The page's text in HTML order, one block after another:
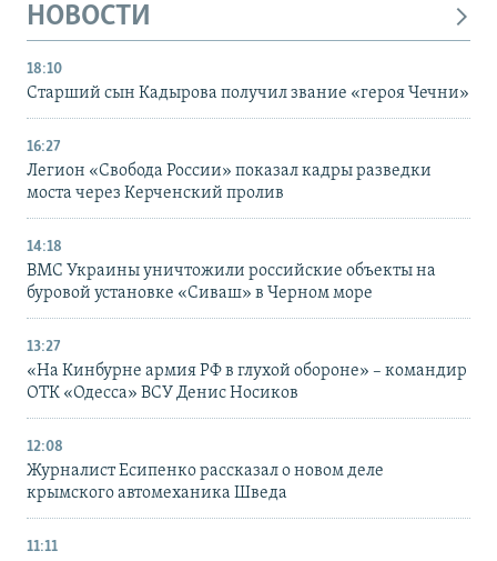
НОВОСТИ
18:10
Старший сын Кадырова получил звание «героя Чечни»
16:27
Легион «Свобода России» показал кадры разведки
моста через Керченский пролив
14:18
ВМС Украины уничтожили российские объекты на
буровой установке «Сиваш» в Черном море
13:27
«На Кинбурне армия РФ в глухой обороне» – командир
ОТК «Одесса» ВСУ Денис Носиков
12:08
Журналист Есипенко рассказал о новом деле
крымского автомеханика Шведа
11:11